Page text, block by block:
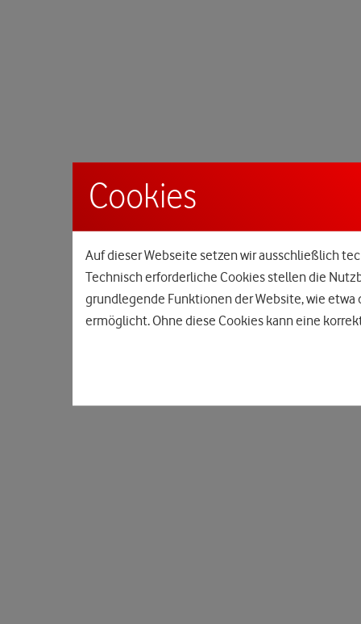
Cookies
Auf dieser Webseite setzen wir ausschließlich
Technisch erforderliche Cookies stellen die
grundlegende Funktionen der Website, wie
ermöglicht. Ohne diese Cookies kann eine